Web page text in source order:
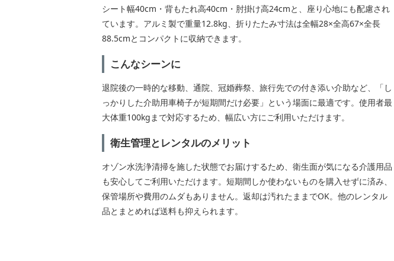
シート幅40cm・背もたれ高40cm・肘掛け高24cmと、座り心地にも配慮され
ています。アルミ製で重量12.8kg、折りたたみ寸法は全幅28×全高67×全長
88.5cmとコンパクトに収納できます。
こんなシーンに
退院後の一時的な移動、通院、冠婚葬祭、旅行先での付き添い介助など、「し
っかりした介助用車椅子が短期間だけ必要」という場面に最適です。使用者最
大体重100kgまで対応するため、幅広い方にご利用いただけます。
衛生管理とレンタルのメリット
オゾン水洗浄清掃を施した状態でお届けするため、衛生面が気になる介護用品
も安心してご利用いただけます。短期間しか使わないものを購入せずに済み、
保管場所や費用のムダもありません。返却は汚れたままでOK。他のレンタル
品とまとめれば送料も抑えられます。